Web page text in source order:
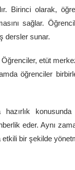
Birinci olarak,
sağlar.
dersler sunar.
etüt
öğrenciler
eder. Aynı
bir şekilde